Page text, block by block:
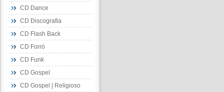
CD Dance
CD Discografia
CD Flash Back
CD Forró
CD Funk
CD Gospel
CD Gospel | Religioso